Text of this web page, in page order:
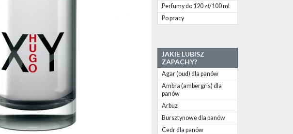
Perfumy do 120 zł/100 ml
Po pracy
JAKIE LUBISZ
ZAPACHY?
Agar (oud) dla panów
Ambra (ambergris) dla
panów
Arbuz
Bursztynowe dla panów
Cedr dla panów